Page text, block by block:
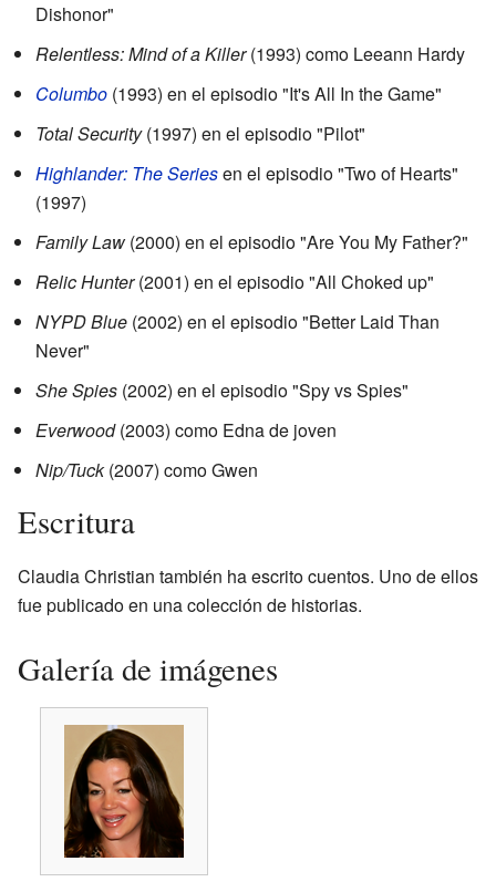
Dishonor"
Relentless: Mind of a Killer(1993) como Leeann Hardy
Columbo (1993) en el episodio "It's All In the Game"
Total Security(1997) en el episodio "Pilot"
Highlander: The Seriesen el episodio "Two of Hearts"
(1997)
Family Law (2000) en el episodio "Are You My Father?"
Relic Hunter(2001) en el episodio "All Choked up"
NYPD Blue (2002) en el episodio "Better Laid Than
Never"
She Spies (2002) en el episodio "Spy vs Spies"
Everwood(2003) como Edna de joven
Nip/Tuck(2007) como Gwen
Escritura
Claudia Christian también ha escrito cuentos. Uno de ellos
fue publicado en una colección de historias.
Galería de imágenes